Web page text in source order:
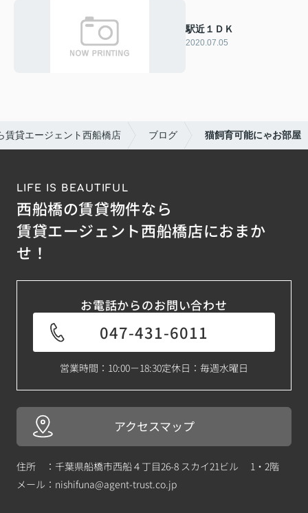
駅近１ＤＫ
2020.07.05
賃貸エージェント西船橋店 ブログ 猫飼育可能にゃお部屋
LIFE IS BEAUTIFUL
西船橋の賃貸物件なら
賃貸エージェント西船橋店におまか
せ！
お電話からのお問い合わせ
047-431-6011
営業時間：10:00－18:30定休日：毎週水曜日
アクセスマップ
住所 ：千葉県船橋市西船４丁目26-8 スカイ21ビル 1・2階
メール： nishifuna@agent-trust.co.jp